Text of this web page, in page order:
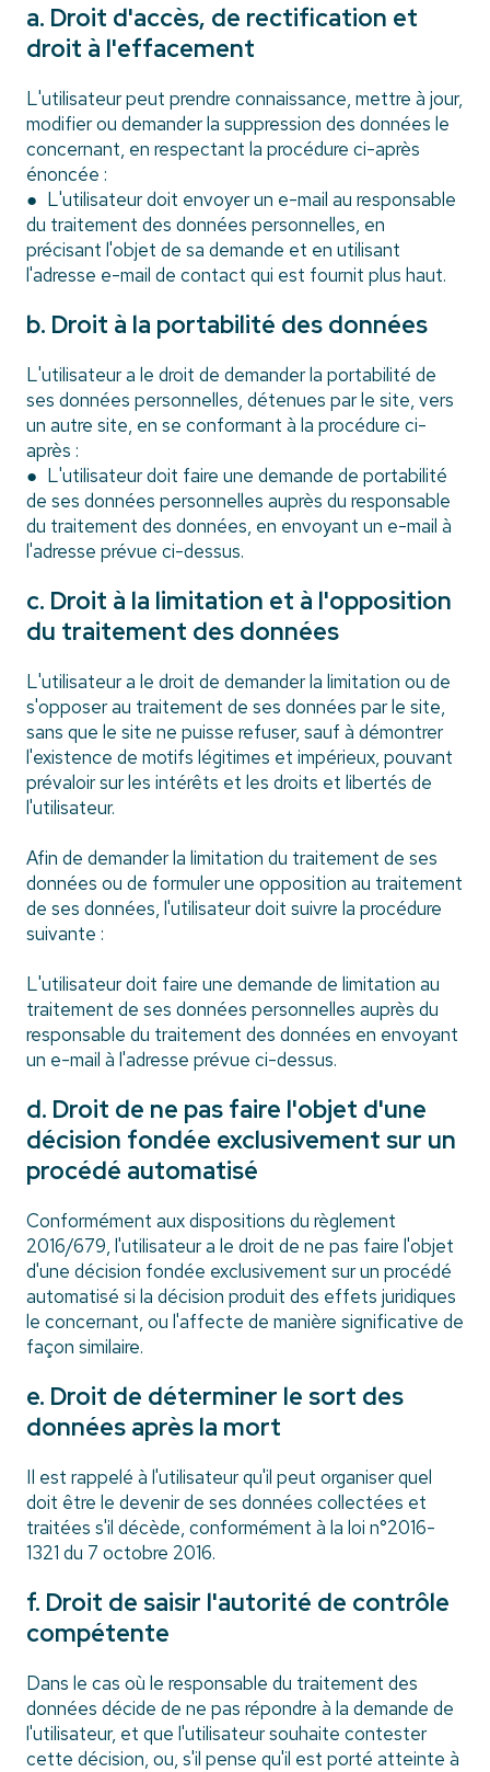
a. Droit d'accès, de rectification et
droit à l'effacement
L'utilisateur peut prendre connaissance, mettre à jour,
modifier ou demander la suppression des données le
concernant, en respectant la procédure ci-après
énoncée :
● L'utilisateur doit envoyer un e-mail au responsable
du traitement des données personnelles, en
précisant l'objet de sa demande et en utilisant
l'adresse e-mail de contact qui est fournit plus haut.
b. Droit à la portabilité des données
L'utilisateur a le droit de demander la portabilité de
ses données personnelles, détenues par le site, vers
un autre site, en se conformant à la procédure ci-
après :
● L'utilisateur doit faire une demande de portabilité
de ses données personnelles auprès du responsable
du traitement des données, en envoyant un e-mail à
l'adresse prévue ci-dessus.
c. Droit à la limitation et à l'opposition
du traitement des données
L'utilisateur a le droit de demander la limitation ou de
s'opposer au traitement de ses données par le site,
sans que le site ne puisse refuser, sauf à démontrer
l'existence de motifs légitimes et impérieux, pouvant
prévaloir sur les intérêts et les droits et libertés de
l'utilisateur.
Afin de demander la limitation du traitement de ses
données ou de formuler une opposition au traitement
de ses données, l'utilisateur doit suivre la procédure
suivante :
L'utilisateur doit faire une demande de limitation au
traitement de ses données personnelles auprès du
responsable du traitement des données en envoyant
un e-mail à l'adresse prévue ci-dessus.
d. Droit de ne pas faire l'objet d'une
décision fondée exclusivement sur un
procédé automatisé
Conformément aux dispositions du règlement
2016/679, l'utilisateur a le droit de ne pas faire l'objet
d'une décision fondée exclusivement sur un procédé
automatisé si la décision produit des effets juridiques
le concernant, ou l'affecte de manière significative de
façon similaire.
e. Droit de déterminer le sort des
données après la mort
Il est rappelé à l'utilisateur qu'il peut organiser quel
doit être le devenir de ses données collectées et
traitées s'il décède, conformément à la loi n°2016-
1321 du 7 octobre 2016.
f. Droit de saisir l'autorité de contrôle
compétente
Dans le cas où le responsable du traitement des
données décide de ne pas répondre à la demande de
l'utilisateur, et que l'utilisateur souhaite contester
cette décision, ou, s'il pense qu'il est porté atteinte à